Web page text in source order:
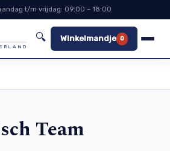
t/m vrijdag: 09:00 – 18:00
🔍 Winkelmandje 0
Team